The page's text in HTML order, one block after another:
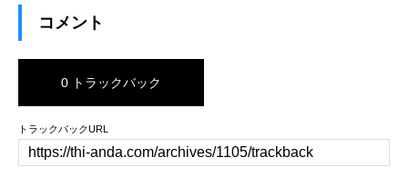
コメント
0 トラックバック
トラックバックURL